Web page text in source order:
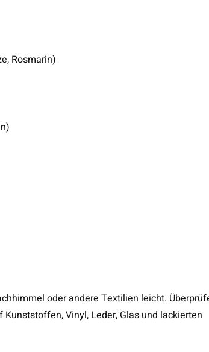
Rosmarin)
oder andere Textilien leicht.
Vinyl, Leder, Glas und lackierten